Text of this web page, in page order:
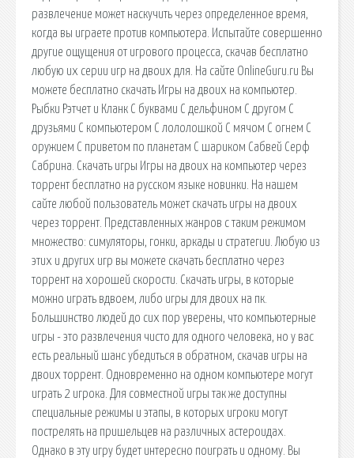
развлечение может наскучить через определенное время,
когда вы играете против компьютера. Испытайте совершенно
другие ощущения от игрового процесса, скачав бесплатно
любую их серии игр на двоих для. На сайте OnlineGuru.ru Вы
можете бесплатно скачать Игры на двоих на компьютер.
Рыбки Рэтчет и Кланк С буквами С дельфином С другом С
друзьями С компьютером С лололошкой С мячом С огнем С
оружием С приветом по планетам С шариком Сабвей Серф
Сабрина. Скачать игры Игры на двоих на компьютер через
торрент бесплатно на русском языке новинки. На нашем
сайте любой пользователь может скачать игры на двоих
через торрент. Представленных жанров с таким режимом
множество: симуляторы, гонки, аркады и стратегии. Любую из
этих и других игр вы можете скачать бесплатно через
торрент на хорошей скорости. Скачать игры, в которые
можно играть вдвоем, либо игры для двоих на пк.
Большинство людей до сих пор уверены, что компьютерные
игры - это развлечения чисто для одного человека, но у вас
есть реальный шанс убедиться в обратном, скачав игры на
двоих торрент. Одновременно на одном компьютере могут
играть 2 игрока. Для совместной игры так же доступны
специальные режимы и этапы, в которых игроки могут
пострелять на пришельцев на различных астероидах.
Однако в эту игру будет интересно поиграть и одному. Вы